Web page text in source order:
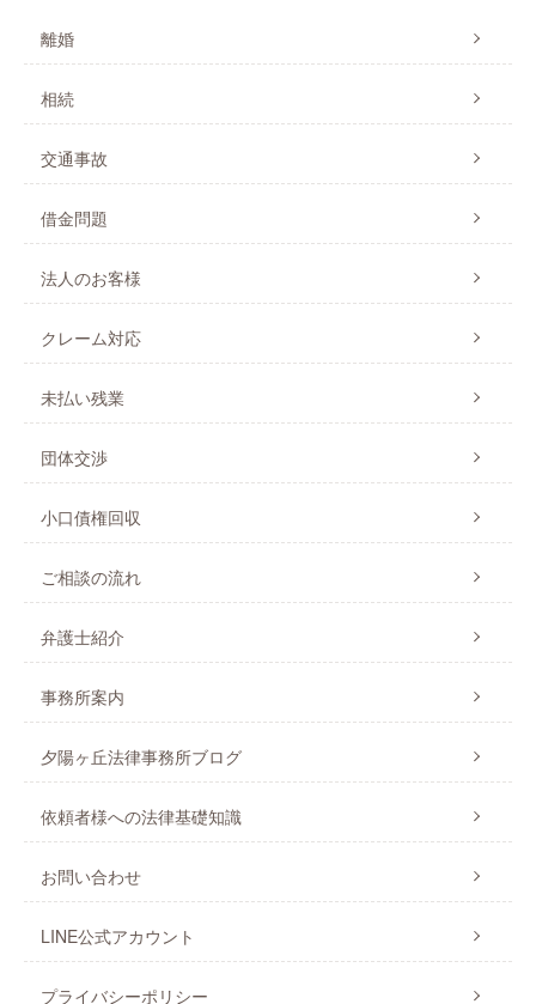
離婚
相続
交通事故
借金問題
法人のお客様
クレーム対応
未払い残業
団体交渉
小口債権回収
ご相談の流れ
弁護士紹介
事務所案内
夕陽ヶ丘法律事務所ブログ
依頼者様への法律基礎知識
お問い合わせ
LINE公式アカウント
プライバシーポリシー